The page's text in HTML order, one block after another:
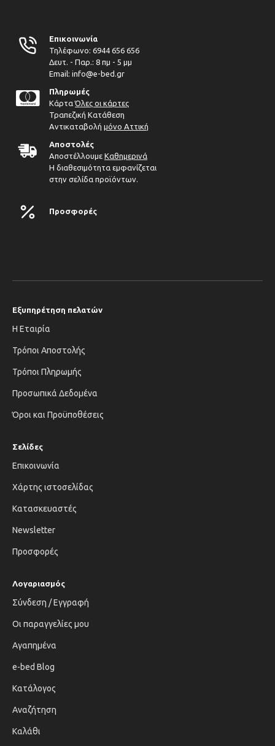
Επικοινωνία
Τηλέφωνο: 6944 656 656
Δευτ. - Παρ.: 8 πμ - 5 μμ
Email: info@e-bed.gr
Πληρωμές
ΚάρταΌλες οι κάρτες
Τραπεζική Κατάθεση
Αντικαταβολή μόνο Αττική
Αποστολές
Αποστέλλουμε Καθημερινά
Η διαθεσιμότητα εμφανίζεται
στην σελίδα προϊόντων.
Προσφορές
Εξυπηρέτηση πελατών
Η Εταιρία
Τρόποι Αποστολής
Τρόποι Πληρωμής
Προσωπικά Δεδομένα
Όροι και Προϋποθέσεις
Σελίδες
Επικοινωνία
Χάρτης ιστοσελίδας
Κατασκευαστές
Newsletter
Προσφορές
Λογαριασμός
Σύνδεση / Εγγραφή
Οι παραγγελίες μου
Αγαπημένα
e-bed Blog
Κατάλογος
Αναζήτηση
Καλάθι